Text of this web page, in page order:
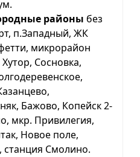
районы без
п.Западный, ЖК
микрорайон
Сосновка,
Бажово, Копейск 2-
мкр. Привилегия,
Новое поле,
Смолино.